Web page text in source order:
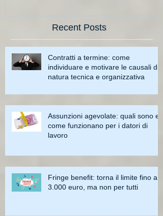
Recent Posts
Contratti a termine: come
individuare e motivare le causali di
natura tecnica e organizzativa
Assunzioni agevolate: quali sono e
come funzionano per i datori di
lavoro
Fringe benefit: torna il limite fino a
3.000 euro, ma non per tutti